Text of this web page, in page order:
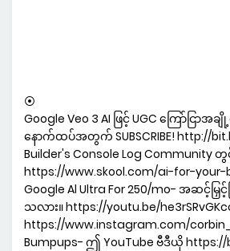
⦿
Google Veo 3 AI ဖြင့် UGC ကြော်ငြာအ
နောက်ထပ်အတွက် SUBSCRIBE! http://
Builder's Console Log Community
https://www.skool.com/ai-for-your-
Google Al Ultra For 250/mo- အဆင့်မ
သလား။ https://youtu.be/
https://www.instagram.com/
Bumpups- ဤ YouTube ဗီဒီယို